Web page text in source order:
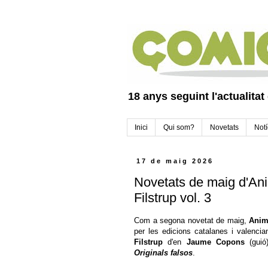
18 anys seguint
Inici Qui som? Novetats
17 de maig 2026
Novetats de maig
Filstrup vol. 3
Com a segona novetat de maig,
per les edicions catalanes i
Filstrup d'en Jaume Copons
Originals falsos.